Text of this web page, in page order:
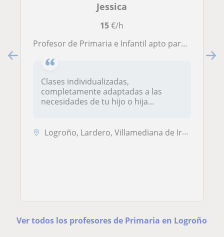
Jessica
15€/h
Profesor de Primaria e Infantil apto para todas las edades. Con conocimientos en pedagogías activas como Montessori
Clases individualizadas,
completamente adaptadas a las
necesidades de tu hijo o hija...
Logroño, Lardero, Villamediana de Iregua
Ver todos los profesores de Primaria en Logroño